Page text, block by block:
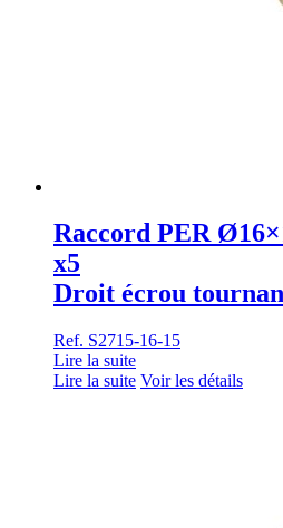
Raccord PER
x5
Droit écrou
Ref. S2715-16-15
Lire la suite
Lire la suite Voir les détails